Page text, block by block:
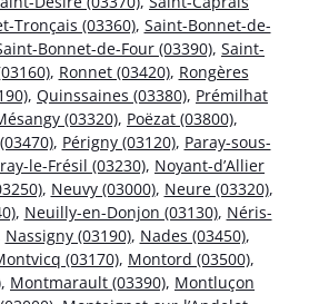
Tronçais (03360), Saint-Bonnet-de-
Bonnet-de-Four (03390), Saint-
, Ronnet (03420), Rongères
, Quinssaines (03380), Prémilhat
(03320), Poëzat (03800),
, Périgny (03120), Paray-sous-
le-Frésil (03230), Noyant-d’Allier
, Neuvy (03000), Neure (03320),
, Neuilly-en-Donjon (03130), Néris-
Nassigny (03190), Nades (03450),
(03170), Montord (03500),
, Montmarault (03390), Montluçon